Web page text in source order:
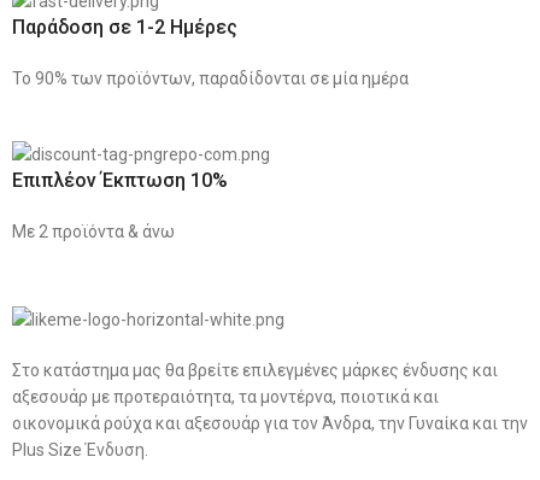
Παράδοση σε 1-2 Ημέρες
Το 90% των προϊόντων, παραδίδονται σε μία ημέρα
Επιπλέον Έκπτωση 10%
Με 2 προϊόντα & άνω
Στο κατάστημα μας θα βρείτε επιλεγμένες μάρκες ένδυσης και
αξεσουάρ με προτεραιότητα, τα μοντέρνα, ποιοτικά και
οικονομικά ρούχα και αξεσουάρ για τον Άνδρα, την Γυναίκα και την
Plus Size Ένδυση.